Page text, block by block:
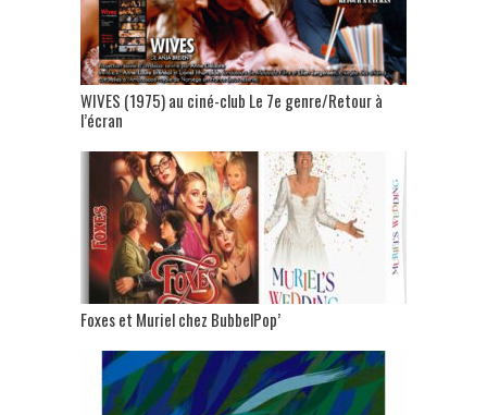
WIVES (1975) au ciné-club Le 7e genre/Retour à
l’écran
Foxes et Muriel chez BubbelPop’